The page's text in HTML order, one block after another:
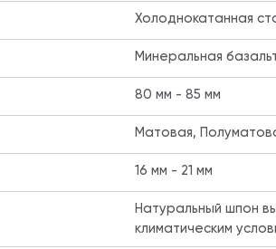
Холоднокатанная
Минеральная
80 мм - 85 мм
Матовая,
16 мм - 21 мм
Натуральный шпон
климатическим